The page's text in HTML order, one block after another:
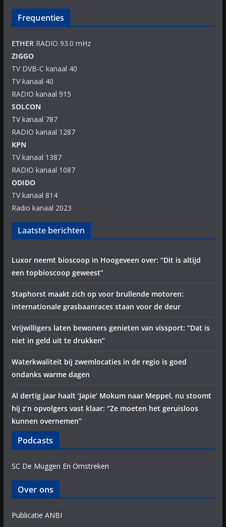
Frequenties
ETHERRADIO 93.0 mHz
ZIGGO
TV DVB-C kanaal 40
TV kanaal 40
RADIO kanaal 915
SOLCON
TV kanaal 787
RADIO kanaal 1287
KPN
TV kanaal 1387
RADIO kanaal 1087
ODIDO
TV kanaal 814
Radio kanaal 2023
Laatste berichten
Luxor neemt bioscoop in Hoogeveen over: “Dit is altijd
een topbioscoop geweest”
Staphorst maakt zich op voor brullende motoren:
internationale grasbaanraces staan voor de deur
Vrijwilligers laten bewoners genieten van vissport: “Dat is
niet in geld uit te drukken”
Waterkwaliteit bij zwemlocaties in de regio is goed
ondanks warme dagen
Al dertig jaar haalt ‘Japie’ Mokum naar Meppel, nu stoomt
hij z’n opvolgers vast klaar: “Ze moeten het geruisloos
kunnen overnemen”
Podcasts
SC De Muggen En Omstreken
Over ons
Publicatie ANBI